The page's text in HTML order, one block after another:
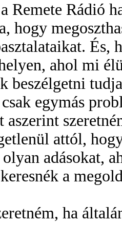
Remete Rádió
hogy
És,
ahol mi
beszélgetni
egymás
aszerint
attól,
olyan adásokat,
a
ha